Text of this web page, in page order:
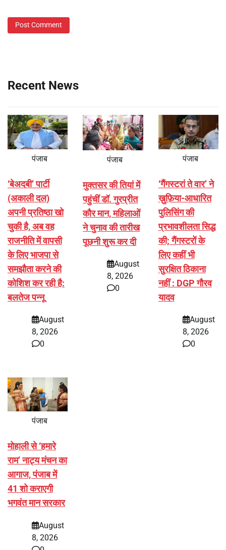
Recent News
पंजाब
‘बेअदबी’ पार्टी
(अकाली दल)
अपनी प्रतिष्ठा खो
चुकी है, अब वह
राजनीति में वापसी
के लिए भाजपा से
समझौता करने की
कोशिश कर रही है:
बलतेज पन्नू
August
8, 2026
0
पंजाब
मुक्तसर की तियां में
पहुंचीं डॉ. गुरप्रीत
कौर मान, महिलाओं
ने चुनाव की तारीख
पूछनी शुरू कर दी
August
8, 2026
0
पंजाब
‘गैंगस्टरां ते वार’ ने
ख़ुफ़िया-आधारित
पुलिसिंग की
प्रभावशीलता सिद्ध
की; गैंगस्टरों के
लिए कहीं भी
सुरक्षित ठिकाना
नहीं : DGP गौरव
यादव
August
8, 2026
0
पंजाब
मोहाली से ‘हमारे
राम’ नाट्य मंचन का
आगाज, पंजाब में
41 शो कराएगी
भगवंत मान सरकार
August
8, 2026